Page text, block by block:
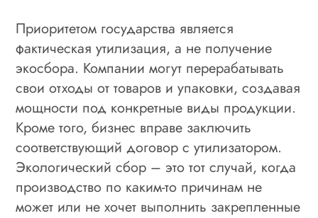
Приоритетом государства является
фактическая утилизация, а не получение
экосбора. Компании могут перерабатывать
свои отходы от товаров и упаковки, создавая
мощности под конкретные виды продукции.
Кроме того, бизнес вправе заключить
соответствующий договор с утилизатором.
Экологический сбор – это тот случай, когда
производство по каким-то причинам не
может или не хочет выполнить закрепленные